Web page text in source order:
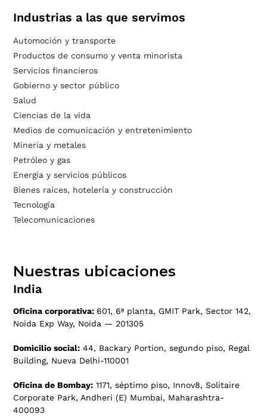
Industrias a las que servimos
Automoción y transporte
Productos de consumo y venta minorista
Servicios financieros
Gobierno y sector público
Salud
Ciencias de la vida
Medios de comunicación y entretenimiento
Minería y metales
Petróleo y gas
Energía y servicios públicos
Bienes raíces, hotelería y construcción
Tecnología
Telecomunicaciones
Nuestras ubicaciones
India
Oficina corporativa: 601, 6ª planta, GMIT Park, Sector 142,
Noida Exp Way, Noida — 201305
Domicilio social: 44, Backary Portion, segundo piso, Regal
Building, Nueva Delhi-110001
Oficina de Bombay: 1171, séptimo piso, Innov8, Solitaire
Corporate Park, Andheri (E) Mumbai, Maharashtra-
400093